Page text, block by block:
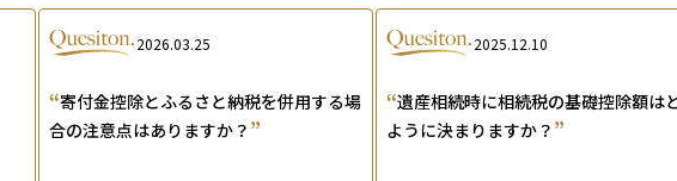
2026.03.25
“寄付金控除とふるさと納税を併用する場
合の注意点はありますか？ ”
2025.12.10
“遺産相続時に相続税の基礎控除額は
ように決まりますか？ ”